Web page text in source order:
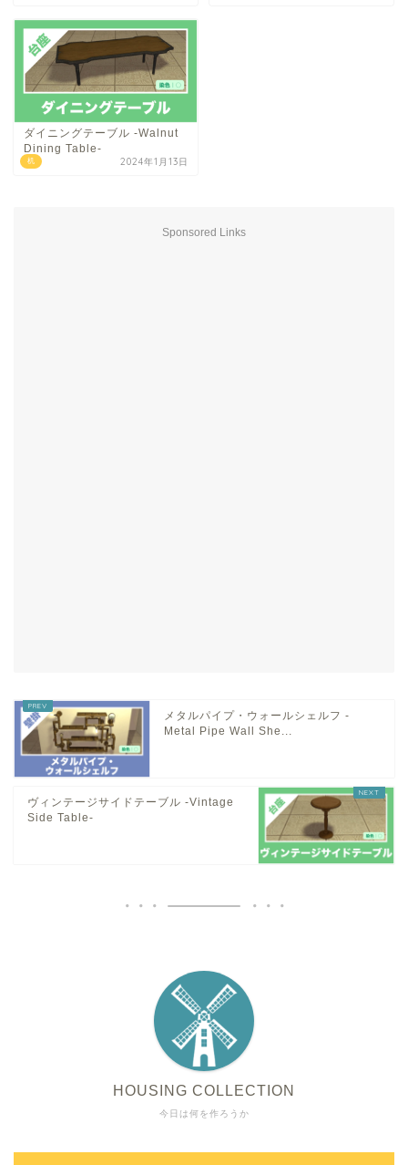
机
ダイニングテーブル -Walnut
Dining Table-
2024年1月13日
Sponsored Links
メタルパイプ・ウォールシェルフ -
Metal Pipe Wall She...
ヴィンテージサイドテーブル -Vintage
Side Table-
今日は何を作ろうか
HOUSING COLLECTION